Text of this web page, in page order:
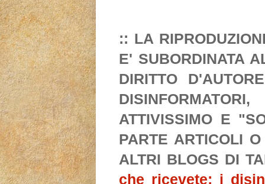
:: LA
E' SUBORDINATA
DIRITTO
ATTIVISSIMO E
PARTE ARTICOLI
ALTRI BLOGS DI
che ricevete: i